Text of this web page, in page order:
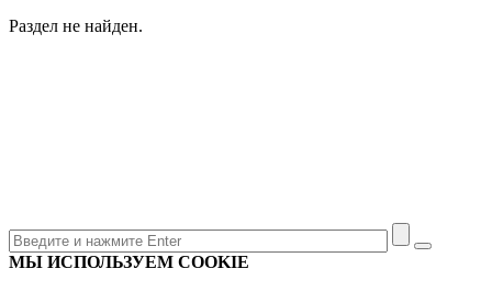
Раздел не найден.
МЫ ИСПОЛЬЗУЕМ COOKIE